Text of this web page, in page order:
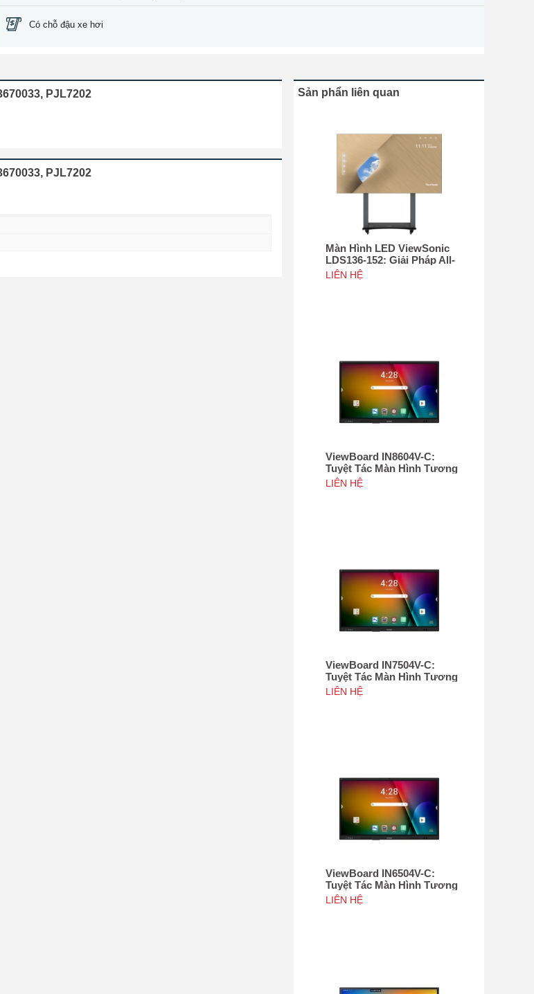
Có chỗ đậu xe hơi
PJL7202
PJL7202
Sản phẩn liên quan
Màn Hình LED ViewSonic
LDS136-152: Giải Pháp All-
in-One Di Động Hàng Đầu
LIÊN HỆ
ViewBoard IN8604V-C:
Tuyệt Tác Màn Hình Tương
Tác 86", Tích hợp camera
4K độ phân giải 50MP, NFC
LIÊN HỆ
ViewBoard IN7504V-C:
Tuyệt Tác Màn Hình Tương
Tác 75", Tích hợp camera
4K độ phân giải 50MP, NFC
LIÊN HỆ
ViewBoard IN6504V-C:
Tuyệt Tác Màn Hình Tương
Tác 65inch, Tích hợp
camera 4K độ phân giải
LIÊN HỆ